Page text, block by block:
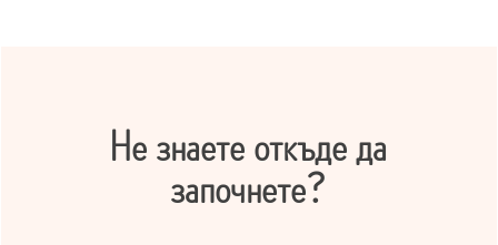
​Не знаете откъде да
започнете?